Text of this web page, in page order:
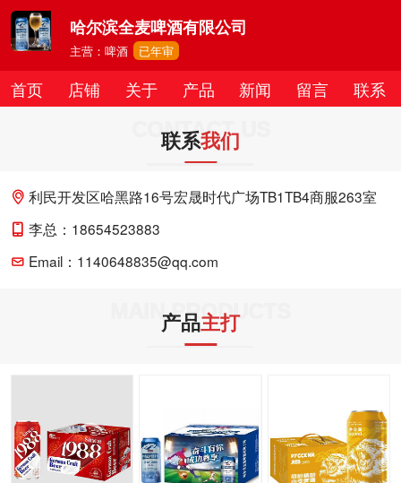
哈尔滨全麦啤酒有限公司
主营：啤酒 已年审
首页 店铺 关于 产品 新闻 留言 联系
CONTACT US
联系我们
利民开发区哈黑路16号宏晟时代广场TB1TB4商服263室
李总：18654523883
Email：1140648835@qq.com
MAIN PRODUCTS
产品主打